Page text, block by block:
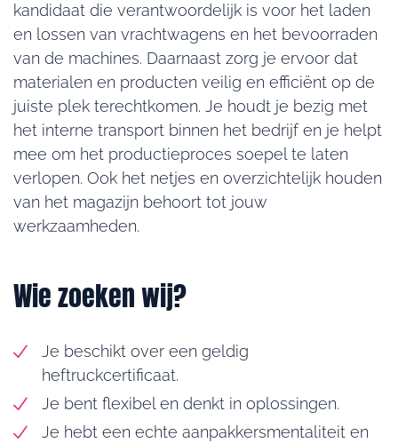
kandidaat die verantwoordelijk is voor het laden
en lossen van vrachtwagens en het bevoorraden
van de machines. Daarnaast zorg je ervoor dat
materialen en producten veilig en efficiënt op de
juiste plek terechtkomen. Je houdt je bezig met
het interne transport binnen het bedrijf en je helpt
mee om het productieproces soepel te laten
verlopen. Ook het netjes en overzichtelijk houden
van het magazijn behoort tot jouw
werkzaamheden.
Wie zoeken wij?
Je beschikt over een geldig
heftruckcertificaat.
Je bent flexibel en denkt in oplossingen.
Je hebt een echte aanpakkersmentaliteit en